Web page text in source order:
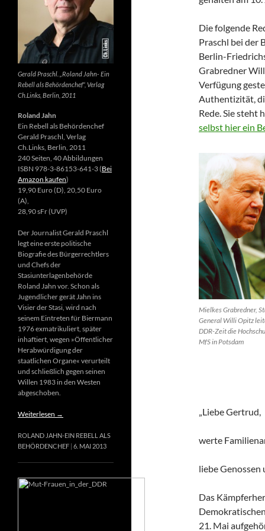
Die folgende
Praschl bei der
Berlin-
Grabredner
Verfügung
Authentizität,
Rede. Sie steht
selbst hier ein
Mielkes Grabredner,
General Willi Opitz
DDR-Zeit die
MfS in Potsdam
„Liebe Gertrud,
werte
liebe Genossen
Das
21. Mai
Gerald Praschl. „Roland Jahn- Ein
Rebell als Behördenchef“, Verlag
Ch.Links, Berlin, 2011
Roland Jahn
Ein Rebell als Behördenchef
Gerald Praschl, Verlag
Ch.Links, Berlin, 2011
240 Seiten, 40 Abbildungen
ISBN 978-3-86153-641-3 (Bei
Amazon kaufen)
19,90 Euro (D), 20,50 Euro
(A),
28,90 sFr (UVP)
Der Journalist Gerald Praschl
legt eine erste politische
Biografie des Bürgerrechtlers
und Chefs der
Stasiunterlagenbehörde
Roland Jahn vor. Schon als
Jugendlicher gerät Jahn ins
Visier der Stasi, wird nach
seinem Eintreten für Biermann
1976 exmatrikuliert, später
inhaftiert, wegen »Öffentlicher
Herabwürdigung der
staatlichen Organe« verurteilt
und schließlich gegen seinen
Willen 1983 in den Westen
abgeschoben.
Weiterlesen →
ROLAND JAHN-EIN REBELL ALS
BEHÖRDENCHEF 6. MAI 2013